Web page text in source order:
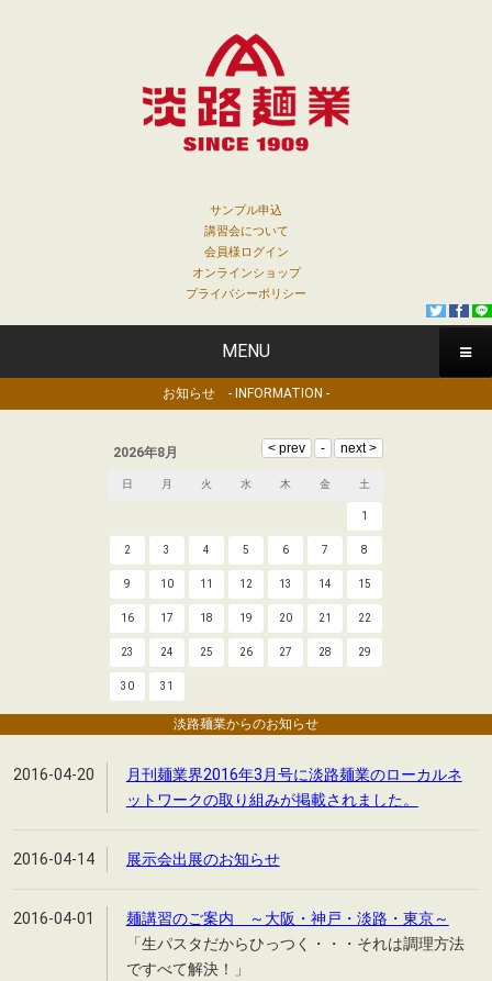
サンプル申込
講習会について
会員様ログイン
オンラインショップ
プライバシーポリシー
MENU
お知らせ - INFORMATION -
2026年8月
日 月 火 水 木 金 土
1
2 3 4 5 6 7 8
9 10 11 12 13 14 15
16 17 18 19 20 21 22
23 24 25 26 27 28 29
30 31
淡路麺業からのお知らせ
2016-04-20
月刊麺業界2016年3月号に淡路麺業のローカルネ
ットワークの取り組みが掲載されました。
2016-04-14 展示会出展のお知らせ
2016-04-01
麺講習のご案内 ～大阪・神戸・淡路・東京～
「生パスタだからひっつく・・・それは調理方法
ですべて解決！」